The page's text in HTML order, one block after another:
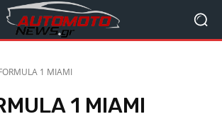
1 MIAMI
1 MIAMI